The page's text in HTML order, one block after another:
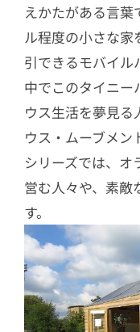
えかたがある言葉
ル程度の小さな家
引できるモバイル
中でこのタイニー
ウス生活を夢見る
ウス・ムーブメン
シリーズでは、オ
営む人々や、素敵
す。